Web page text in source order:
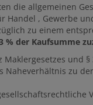
die allgemeinen
Handel , Gewerbe
zu einem
der Kaufsumme
Maklergesetzes und
Naheverhältnis zu